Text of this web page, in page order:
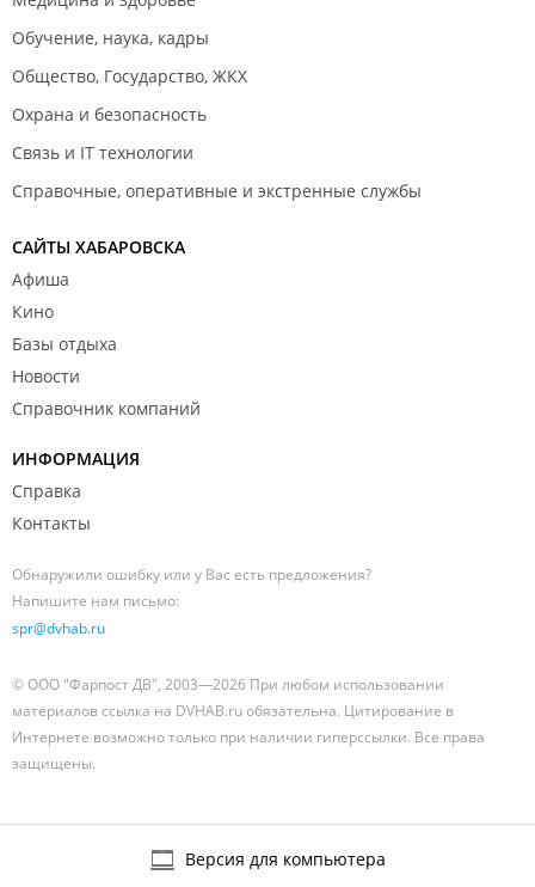
Обучение, наука, кадры
Общество, Государство, ЖКХ
Охрана и безопасность
Связь и IT технологии
Справочные, оперативные и экстренные службы
САЙТЫ ХАБАРОВСКА
Афиша
Кино
Базы отдыха
Новости
Справочник компаний
ИНФОРМАЦИЯ
Справка
Контакты
Обнаружили ошибку или у Вас есть предложения?
Напишите нам письмо:
spr@dvhab.ru
© ООО "Фарпост ДВ", 2003—2026 При любом использовании
материалов ссылка на DVHAB.ru обязательна. Цитирование в
Интернете возможно только при наличии гиперссылки. Все права
защищены.
Версия для компьютера